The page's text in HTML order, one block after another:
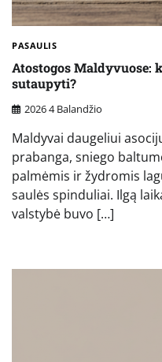
PASAULIS
Atostogos Maldyvuose:
sutaupyti?
2026 4 Balandžio
Maldyvai daugeliui
prabanga, sniego
palmėmis ir žydromis
saulės spinduliai. Ilgą
valstybė buvo […]